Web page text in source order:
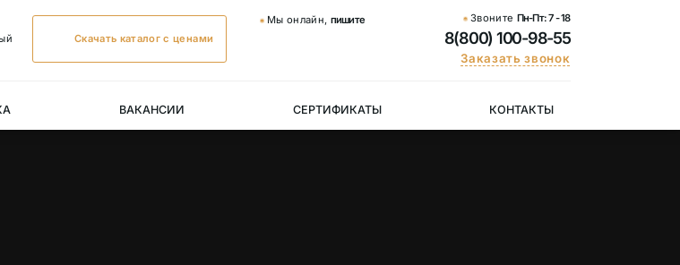
Скачать каталог с ценами
Мы онлайн, пишите Звоните Пн-Пт:7 - 18
8(800) 100-98-55
Заказать звонок
ВАКАНСИИ СЕРТИФИКАТЫ КОНТАКТЫ